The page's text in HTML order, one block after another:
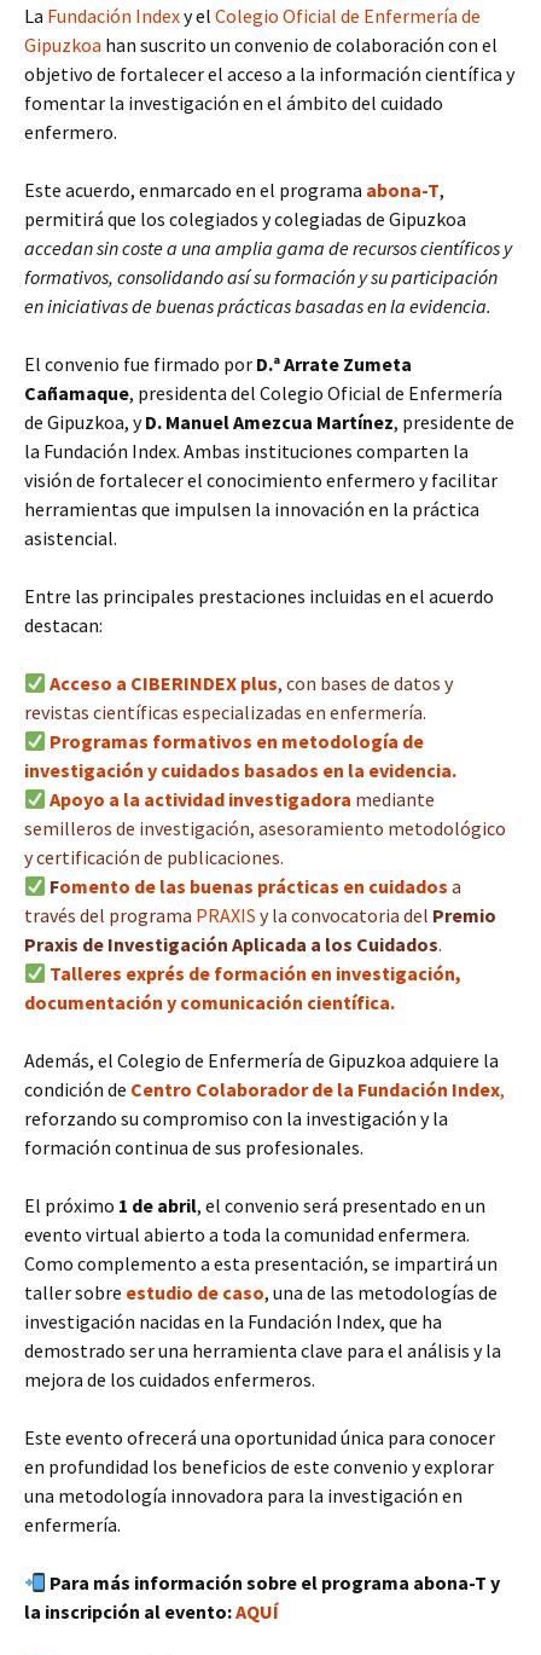
La Fundación Indexy el Colegio Oficial de Enfermería de
Gipuzkoa han suscrito un convenio de colaboración con el
objetivo de fortalecer el acceso a la información científica y
fomentar la investigación en el ámbito del cuidado
enfermero.
Este acuerdo, enmarcado en el programa abona-T,
permitirá que los colegiados y colegiadas de Gipuzkoa
accedan sin coste a una amplia gama de recursos científicos y
formativos, consolidando así su formación y su participación
en iniciativas de buenas prácticas basadas en la evidencia.
El convenio fue firmado por D.ª Arrate Zumeta
Cañamaque, presidenta del Colegio Oficial de Enfermería
de Gipuzkoa, yD. Manuel Amezcua Martínez, presidente de
la Fundación Index. Ambas instituciones comparten la
visión de fortalecer el conocimiento enfermero y facilitar
herramientas que impulsen la innovación en la práctica
asistencial.
Entre las principales prestaciones incluidas en el acuerdo
destacan:
Acceso a CIBERINDEX plus, con bases de datos y
revistas científicas especializadas en enfermería.
Programas formativos en metodología de
investigación y cuidados basados en la evidencia.
Apoyo a la actividad investigadora mediante
semilleros de investigación, asesoramiento metodológico
y certificación de publicaciones.
Fomento de las buenas prácticas en cuidados a
través del programa PRAXIS y la convocatoria del Premio
Praxis de Investigación Aplicada a los Cuidados.
Talleres exprés de formación en investigación,
documentación y comunicación científica.
Además, el Colegio de Enfermería de Gipuzkoa adquiere la
condición de Centro Colaborador de la Fundación Index,
reforzando su compromiso con la investigación y la
formación continua de sus profesionales.
El próximo 1 de abril, el convenio será presentado en un
evento virtual abierto a toda la comunidad enfermera.
Como complemento a esta presentación, se impartirá un
taller sobre estudio de caso, una de las metodologías de
investigación nacidas en la Fundación Index, que ha
demostrado ser una herramienta clave para el análisis y la
mejora de los cuidados enfermeros.
Este evento ofrecerá una oportunidad única para conocer
en profundidad los beneficios de este convenio y explorar
una metodología innovadora para la investigación en
enfermería.
Para más información sobre el programa abona-T y
la inscripción al evento:AQUÍ